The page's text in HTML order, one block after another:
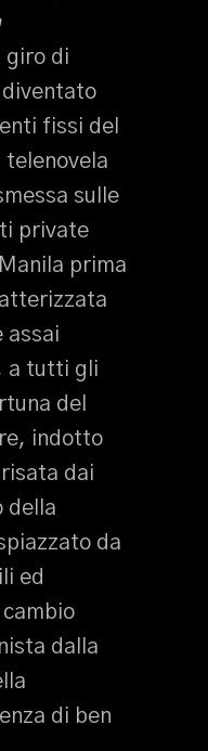
giro di
diventato
fissi del
telenovela
sulle
private
prima
assai
a tutti gli
del
indotto
dai
della
da
ed
dalla
di ben